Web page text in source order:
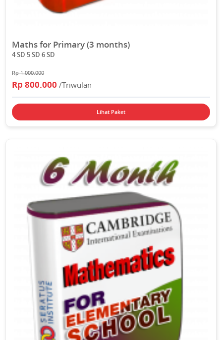
Maths for Primary (3 months)
4 SD 5 SD 6 SD
Rp 1.000.000
Rp 800.000/Triwulan
Lihat Paket